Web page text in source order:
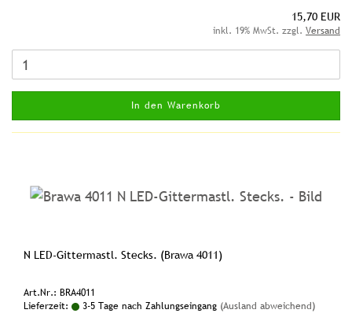
15,70 EUR
inkl. 19% MwSt. zzgl. Versand
In den Warenkorb
N LED-Gittermastl. Stecks. (Brawa 4011)
Art.Nr.: BRA4011
Lieferzeit:
3-5 Tage nach Zahlungseingang (Ausland abweichend)